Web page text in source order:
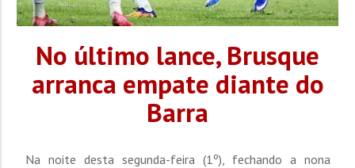
No último lance, Brusque
arranca empate diante do
Barra
Na noite desta segunda-feira (1º), fechando a nona